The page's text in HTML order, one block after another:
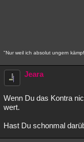
"Nur weil ich absolut ungern
Jeara
Wenn Du das Kontra
wert.
Hast Du schonmal